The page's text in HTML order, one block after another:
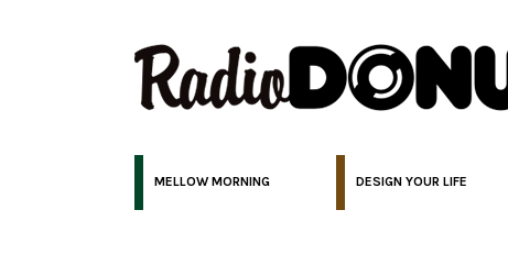
MELLOW MORNING DESIGN YOUR LIFE